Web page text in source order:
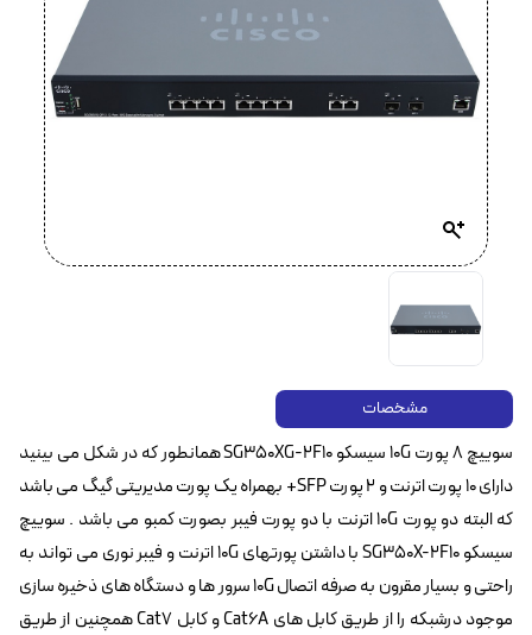
مشخصات
سوییچ 8 پورت 10G سیسکو SG350XG-2F10 همانطور که در شکل می بینید
دارای 10 پورت اترنت و 2 پورت SFP+ بهمراه یک پورت مدیریتی گیگ می باشد
که البته دو پورت 10G اترنت با دو پورت فیبر بصورت کمبو می باشد . سوییچ
سیسکو SG350X-2F10 با داشتن پورتهای 10G اترنت و فیبر نوری می تواند به
راحتی و بسیار مقرون به صرفه اتصال 10G سرور ها و دستگاه های ذخیره سازی
موجود درشبکه را از طریق کابل های Cat6A و کابل Cat7 همچنین از طریق